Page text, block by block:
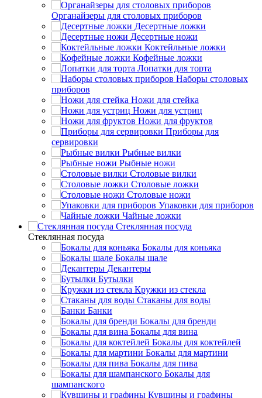
Органайзеры для столовых приборов
Десертные ложки
Десертные ножи
Коктейльные ложки
Кофейные ложки
Лопатки для торта
Наборы столовых
приборов
Ножи для стейка
Ножи для устриц
Ножи для фруктов
Приборы для
сервировки
Рыбные вилки
Рыбные ножи
Столовые вилки
Столовые ложки
Столовые ножи
Упаковки для приборов
Чайные ложки
Стеклянная посуда
Стеклянная посуда
Бокалы для коньяка
Бокалы шале
Декантеры
Бутылки
Кружки из стекла
Стаканы для воды
Банки
Бокалы для бренди
Бокалы для вина
Бокалы для коктейлей
Бокалы для мартини
Бокалы для пива
Бокалы для
шампанского
Кувшины и графины